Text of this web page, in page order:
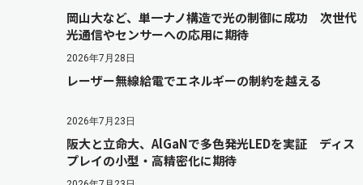
岡山大など、単一ナノ構造で光の制御に成功 次世代
光通信やセンサーへの応用に期待
2026年7月28日
レーザー無線給電でエネルギーの制約を越える
2026年7月23日
阪大と立命大、AlGaNで多色発光LEDを実証 ディス
プレイの小型・高精密化に期待